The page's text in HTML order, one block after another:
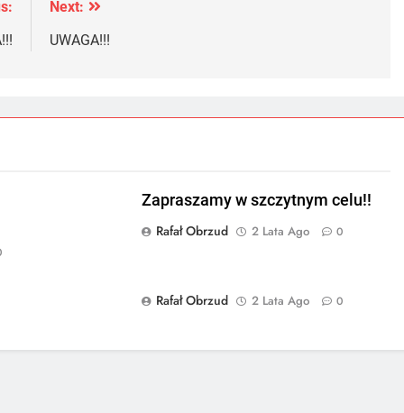
Next:
UWAGA!!!
Zapraszamy w szczytnym celu!!
Rafał Obrzud
2 Lata Ago 0
Rafał Obrzud 2 Lata Ago 0